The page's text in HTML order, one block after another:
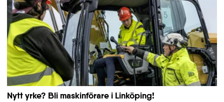
Nytt yrke? Bli maskinförare i Linköping!